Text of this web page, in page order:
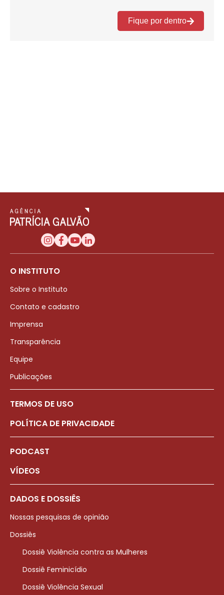
O INSTITUTO
Sobre o Instituto
Contato e cadastro
Imprensa
Transparência
Equipe
Publicações
TERMOS DE USO
POLÍTICA DE PRIVACIDADE
PODCAST
VÍDEOS
DADOS E DOSSIÊS
Nossas pesquisas de opinião
Dossiês
Dossiê Violência contra as Mulheres
Dossiê Feminicídio
Dossiê Violência Sexual